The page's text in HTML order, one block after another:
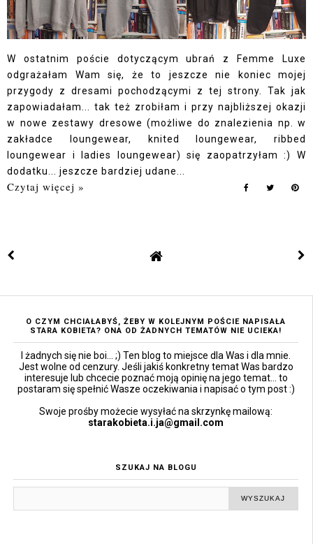
W ostatnim poście dotyczącym ubrań z Femme Luxe
odgrażałam Wam się, że to jeszcze nie koniec mojej
przygody z dresami pochodzącymi z tej strony. Tak jak
zapowiadałam... tak też zrobiłam i przy najbliższej okazji
w nowe zestawy dresowe (możliwe do znalezienia np. w
zakładce loungewear, knited loungewear, ribbed
loungewear i ladies loungewear) się zaopatrzyłam :) W
dodatku... jeszcze bardziej udane...
Czytaj więcej »
O CZYM CHCIAŁABYŚ, ŻEBY W KOLEJNYM POŚCIE NAPISAŁA
STARA KOBIETA? ONA OD ŻADNYCH TEMATÓW NIE UCIEKA!
I żadnych się nie boi... ;) Ten blog to miejsce dla Was i dla mnie.
Jest wolne od cenzury. Jeśli jakiś konkretny temat Was bardzo
interesuje lub chcecie poznać moją opinię na jego temat... to
postaram się spełnić Wasze oczekiwania i napisać o tym post :)
Swoje prośby możecie wysyłać na skrzynkę mailową:
starakobieta.i.ja@gmail.com
SZUKAJ NA BLOGU